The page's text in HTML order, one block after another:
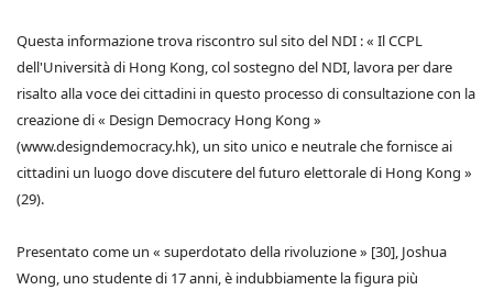
Questa informazione trova riscontro sul sito del NDI : « Il CCPL
dell'Università di Hong Kong, col sostegno del NDI, lavora per dare
risalto alla voce dei cittadini in questo processo di consultazione con la
creazione di « Design Democracy Hong Kong »
(www.designdemocracy.hk), un sito unico e neutrale che fornisce ai
cittadini un luogo dove discutere del futuro elettorale di Hong Kong »
(29).
Presentato come un « superdotato della rivoluzione » [30], Joshua
Wong, uno studente di 17 anni, è indubbiamente la figura più